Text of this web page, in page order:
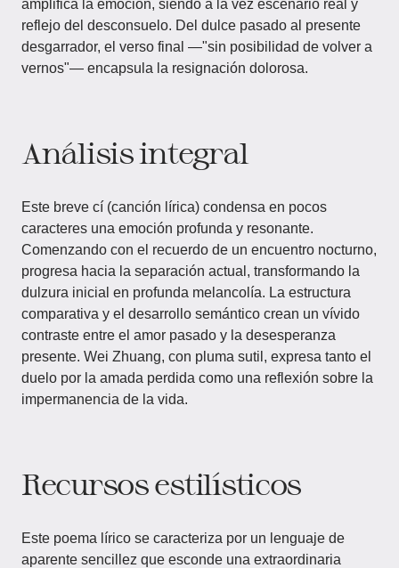
amplifica la emoción, siendo a la vez escenario real y
reflejo del desconsuelo. Del dulce pasado al presente
desgarrador, el verso final —"sin posibilidad de volver a
vernos"— encapsula la resignación dolorosa.
Análisis integral
Este breve cí (canción lírica) condensa en pocos
caracteres una emoción profunda y resonante.
Comenzando con el recuerdo de un encuentro nocturno,
progresa hacia la separación actual, transformando la
dulzura inicial en profunda melancolía. La estructura
comparativa y el desarrollo semántico crean un vívido
contraste entre el amor pasado y la desesperanza
presente. Wei Zhuang, con pluma sutil, expresa tanto el
duelo por la amada perdida como una reflexión sobre la
impermanencia de la vida.
Recursos estilísticos
Este poema lírico se caracteriza por un lenguaje de
aparente sencillez que esconde una extraordinaria